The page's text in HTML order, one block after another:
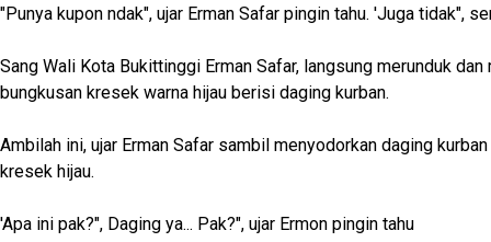
"Punya kupon ndak", ujar Erman Safar pingin tahu. 'Juga tidak",
Sang Wali Kota Bukittinggi Erman Safar, langsung merunduk dan
bungkusan kresek warna hijau berisi daging kurban.
Ambilah ini, ujar Erman Safar sambil menyodorkan daging
kresek hijau.
'Apa ini pak?", Daging ya... Pak?", ujar Ermon pingin tahu